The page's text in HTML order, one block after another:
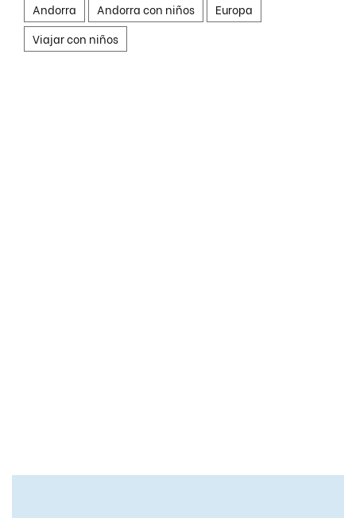
Andorra Andorra con niños
Europa
Viajar con niños